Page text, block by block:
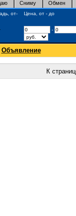
Сниму Обмен
от-
Цена, от - до
-
Объявление
К